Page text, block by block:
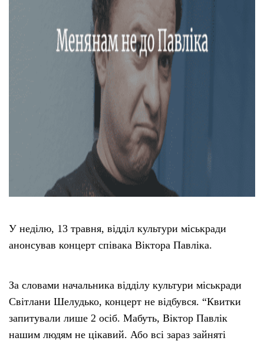
У неділю, 13 травня, відділ культури міськради
анонсував концерт співака Віктора Павліка.
За словами начальника відділу культури міськради
Світлани Шелудько, концерт не відбувся. “Квитки
запитували лише 2 осіб. Мабуть, Віктор Павлік
нашим людям не цікавий. Або всі зараз зайняті